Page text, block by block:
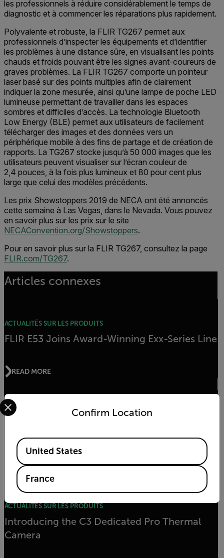
les professionnels à réduire considérablement le temps de
diagnostic et à commencer les réparations plus rapidement.
Polyvalente et robuste, la FLIR TG267 permet aux
professionnels d’inspecter les équipements et d’identifier
les problèmes à une distance sûre, en visualisant les points
chauds et froids pouvant être les signes avant-coureurs de
graves problèmes. La FLIR TG267 comporte un pointeur
laser basé sur des points multiples afin de clairement
indiquer la zone mesurée, ainsi qu’une lampe de poche LED
lumineuse permettant de travailler dans les espaces
sombres et difficiles d’accès. La technologie Bluetooth
Low Energy (BLE) permet aux utilisateurs de facilement
télécharger des images et des données vers un
périphérique mobile à des fins de partage et de création de
rapports. La TG267 stocke jusqu’à 50 000 images que les
utilisateurs peuvent visualiser sur l’écran couleur de
2,4 pouces, à la fois plus lumineux et 80 pour cent plus
large que celui des modèles précédents.
Les prix Showstoppers 2019 de NECA ont été annoncés
cette semaine à Las Vegas, dans le Nevada. Vous pouvez
en savoir plus sur les prix sur le site
NECAConvention.org/Showstoppers.
Pour en savoir plus sur la FLIR TG267, consultez la page
FLIR.com/TG267.
Articles connexes
ACTUALITÉS SUR LES PRODUITS
FLIR E53 Joins Award-Winning Exx-Series Line
READ MORE
ARTICLE
READ MORE
ACTUALITÉS SUR LES PRODUITS
Introducing the C3 Dedicated Pro Thermal
Camera
Confirm Location
Select your preferred country and language from the
Available Locations
United States
France